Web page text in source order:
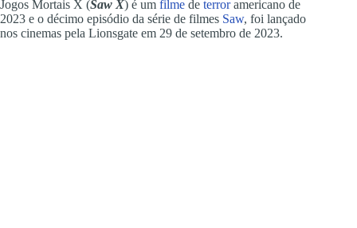
Jogos Mortais X (Saw X) é um filme de terroramericano de
2023 e o décimo episódio da série de filmes Saw, foi lançado
nos cinemas pela Lionsgate em 29 de setembro de 2023.